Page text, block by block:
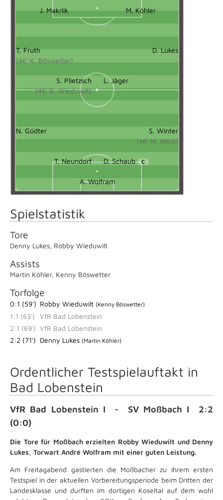
J. Makrlik M. Köhler
T. Fruth
(46' K. Böswetter)
D. Lukes
S. Plietzsch
(46' R. Wieduwilt)
L. Jäger
N. Güdter
S. Winter
(46' M. Weiß)
T. Neundorf D. Schaub C
A. Wolfram
Spielstatistik
Tore
Denny Lukes, Robby Wieduwilt
Assists
Martin Köhler, Kenny Böswetter
Torfolge
0:1 (59') Robby Wieduwilt (Kenny Böswetter)
1:1 (63')
VfR Bad Lobenstein
2:1 (69') VfR Bad Lobenstein
2:2 (71') Denny Lukes (Martin Köhler)
Ordentlicher Testspielauftakt in
Bad Lobenstein
VfR Bad Lobenstein I - SV Moßbach I 2:2
(0:0)
Die Tore für Moßbach erzielten Robby Wieduwilt und Denny
Lukes, Torwart André Wolfram mit einer guten Leistung.
Am Freitagabend gastierten die Moßbacher zu ihrem ersten
Testspiel in der aktuellen Vorbereitungsperiode beim Dritten der
Landesklasse und durften im dortigen Koseltal auf dem wohl